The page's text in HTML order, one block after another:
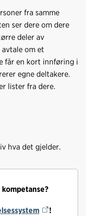
fra samme
ser dere om dere
deler av
om et
får en kort innføring i
egne deltakere.
lister fra dere.
hva det gjelder.
!